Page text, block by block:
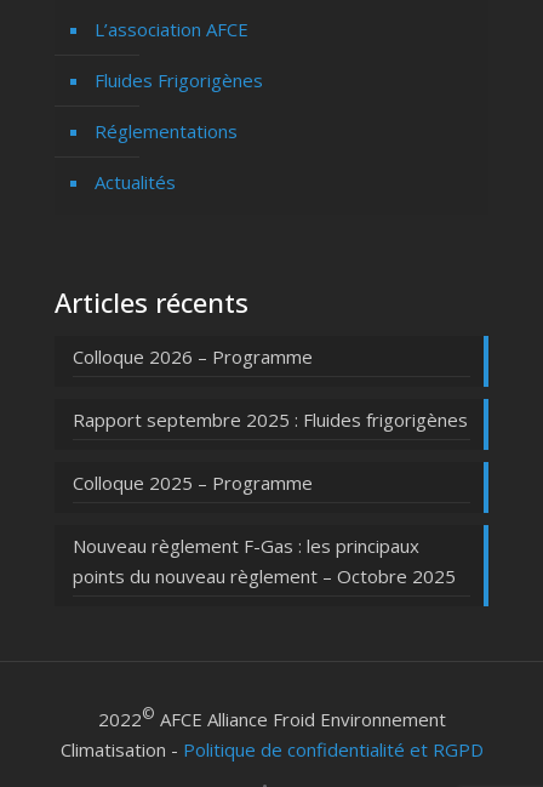
L’association AFCE
Fluides Frigorigènes
Réglementations
Actualités
Articles récents
Colloque 2026 – Programme
Rapport septembre 2025 : Fluides frigorigènes
Colloque 2025 – Programme
Nouveau règlement F-Gas : les principaux
points du nouveau règlement – Octobre 2025
2022© AFCE Alliance Froid Environnement
Climatisation - Politique de confidentialité et RGPD